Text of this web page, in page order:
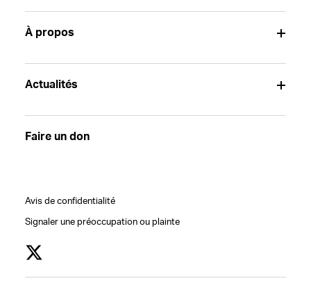
À propos
Actualités
Faire un don
Avis de confidentialité
Signaler une préoccupation ou plainte